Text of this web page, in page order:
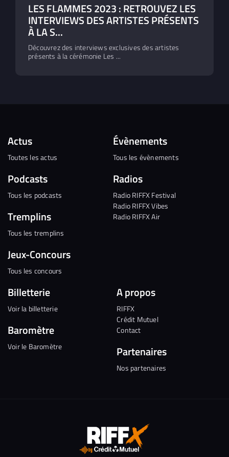
LES FLAMMES 2023 : RETROUVEZ LES
INTERVIEWS DES ARTISTES PRÉSENTS
À LA S...
Découvrez des interviews exclusives des artistes
présents à la cérémonie Les ...
Actus
Toutes les actus
Podcasts
Tous les podcasts
Tremplins
Tous les tremplins
Jeux-Concours
Tous les concours
Évènements
Tous les évènements
Radios
Radio RIFFX Festival
Radio RIFFX Vibes
Radio RIFFX Air
Billetterie
Voir la billetterie
Baromètre
Voir le Baromètre
A propos
RIFFX
Crédit Mutuel
Contact
Partenaires
Nos partenaires